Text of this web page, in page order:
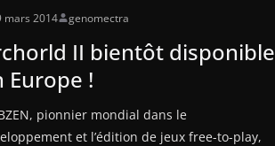
mars 2014 genomectra
II bientôt disponible
Europe !
pionnier mondial dans le
et l’édition de jeux free-to-play,